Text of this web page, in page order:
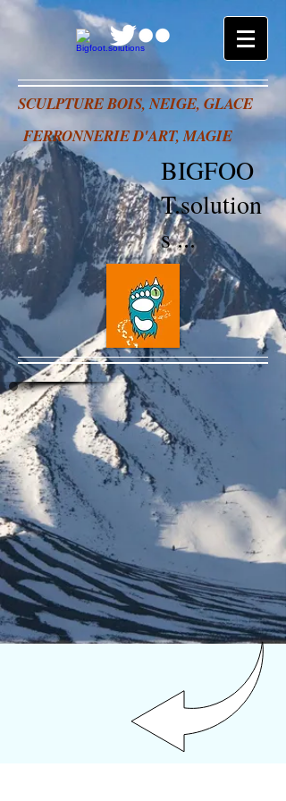
SCULPTURE BOIS, NEIGE, GLACE
FERRONNERIE D'ART, MAGIE
BIGFOO
T.solution
s...